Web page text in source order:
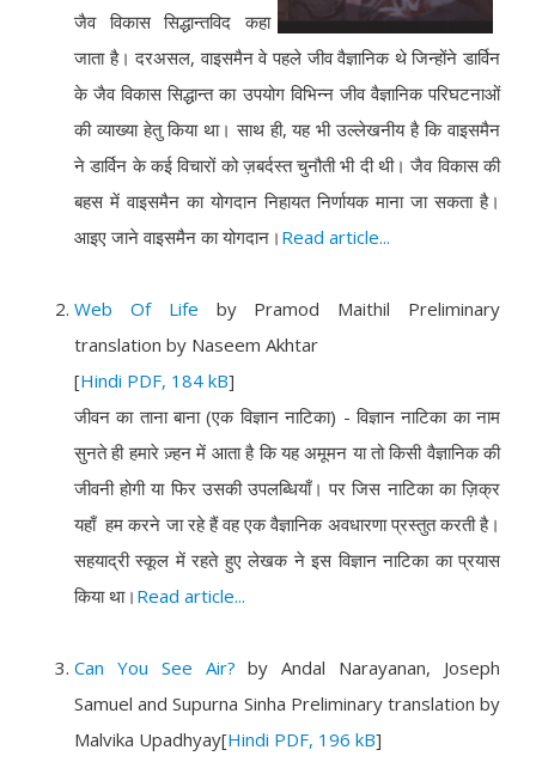
जैव विकास सिद्धान्तविद कहा
जाता है। दरअसल, वाइसमैन वे पहले जीव वैज्ञानिक थे जिन्होंने डार्विन
के जैव विकास सिद्धान्त का उपयोग विभिन्न जीव वैज्ञानिक परिघटनाओं
की व्याख्या हेतु किया था। साथ ही, यह भी उल्लेखनीय है कि वाइसमैन
ने डार्विन के कई विचारों को ज़बर्दस्त चुनौती भी दी थी। जैव विकास की
बहस में वाइसमैन का योगदान निहायत निर्णायक माना जा सकता है।
आइए जाने वाइसमैन का योगदान। Read article...
Web Of Life by Pramod Maithil Preliminary
translation by Naseem Akhtar
[Hindi PDF, 184 kB]
जीवन का ताना बाना (एक विज्ञान नाटिका) - विज्ञान नाटिका का नाम
सुनते ही हमारे ज़्हन में आता है कि यह अमूमन या तो किसी वैज्ञानिक की
जीवनी होगी या फिर उसकी उपलब्धियाँ। पर जिस नाटिका का ज़िक्र
यहाँ हम करने जा रहे हैं वह एक वैज्ञानिक अवधारणा प्रस्तुत करती है।
सहयाद्री स्कूल में रहते हुए लेखक ने इस विज्ञान नाटिका का प्रयास
किया था। Read article...
Can You See Air? by Andal Narayanan, Joseph
Samuel and Supurna Sinha Preliminary translation by
Malvika Upadhyay[Hindi PDF, 196 kB]